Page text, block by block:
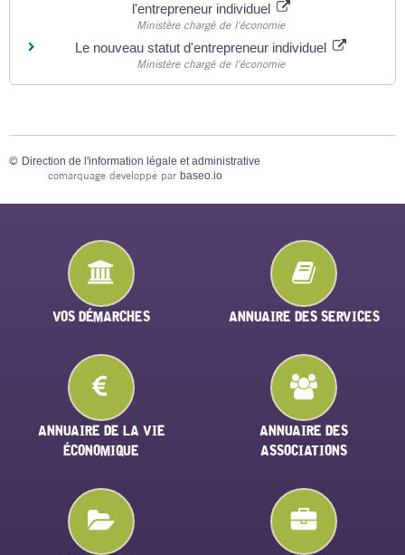
l'entrepreneur individuel
Ministère chargé de l'économie
Le nouveau statut d'entrepreneur individuel
Ministère chargé de l'économie
© Direction de l'information légale et administrative
comarquage developpé par baseo.io
VOS DÉMARCHES ANNUAIRE DES SERVICES
ANNUAIRE DE LA VIE
ÉCONOMIQUE
ANNUAIRE DES
ASSOCIATIONS